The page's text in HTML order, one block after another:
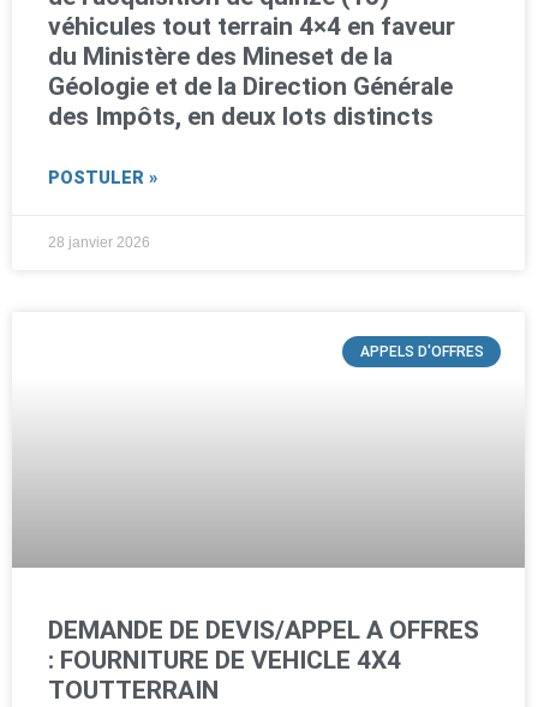
véhicules tout terrain 4×4 en faveur
du Ministère des Mineset de la
Géologie et de la Direction Générale
des Impôts, en deux lots distincts
POSTULER »
28 janvier 2026
APPELS D'OFFRES
DEMANDE DE DEVIS/APPEL A OFFRES
: FOURNITURE DE VEHICLE 4X4
TOUTTERRAIN